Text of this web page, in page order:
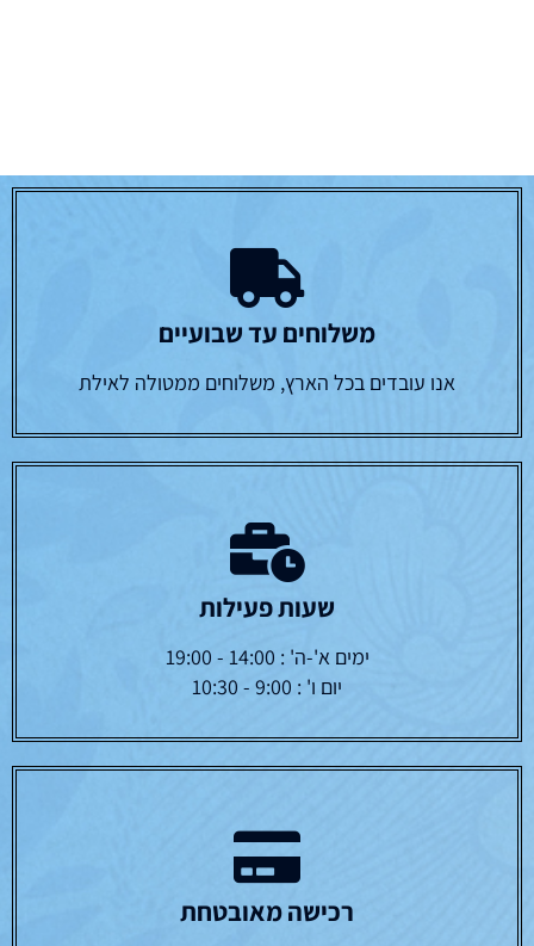
משלוחים עד שבועיים
אנו עובדים בכל הארץ, משלוחים ממטולה לאילת
שעות פעילות
ימים א'-ה' : 14:00 - 19:00
יום ו' : 9:00 - 10:30
רכישה מאובטחת